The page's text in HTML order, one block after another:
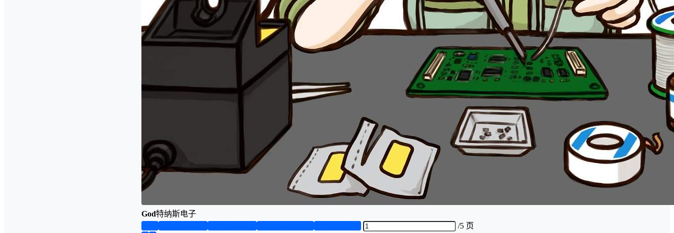
God特纳斯电子
/5 页